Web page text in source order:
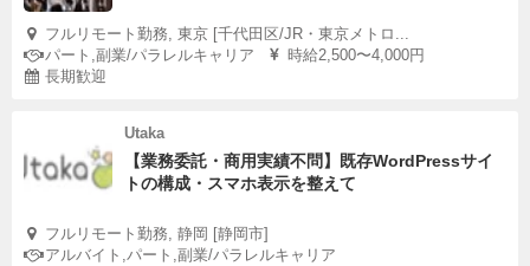
フルリモート勤務, 東京 [千代田区/JR・東京メトロ...
パート,副業/パラレルキャリア
時給2,500〜4,000円
長期歓迎
Utaka
【業務委託・商用実績不問】既存WordPressサイ
トの構成・スマホ表示を整えて
フルリモート勤務, 静岡 [静岡市]
アルバイト,パート,副業/パラレルキャリア